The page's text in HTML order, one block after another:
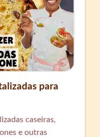
para
caseiras,
e outras